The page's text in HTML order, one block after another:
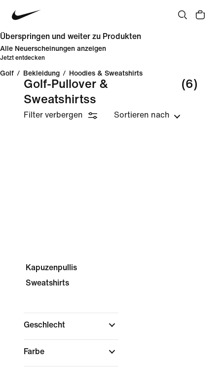
Überspringen und weiter zu Produkten
Alle Neuerscheinungen anzeigen
Jetzt entdecken
Golf / Bekleidung / Hoodies & Sweatshirts
Golf-Pullover &
Sweatshirtss
(6)
Filter verbergen Sortieren nach
Kapuzenpullis
Sweatshirts
Geschlecht
Farbe